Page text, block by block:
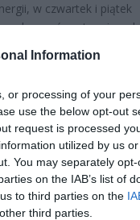
Information
or processing of your
use the below opt-out
request is processed
utilized by us
You may separately
on the IAB’s list of
to third parties on the
third parties.
w czwartek i piątek
następujących